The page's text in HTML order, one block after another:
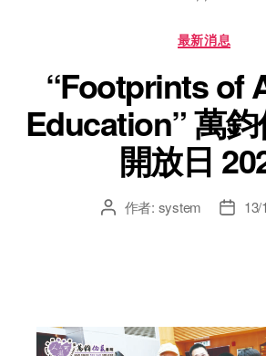
最新消息
“Footprints of
Education” 萬
開放日
作者: system 13/